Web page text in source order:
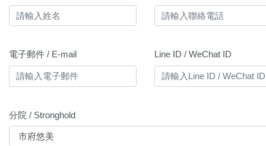
電子郵件 / E-mail Line ID / WeChat ID
分院 / Stronghold